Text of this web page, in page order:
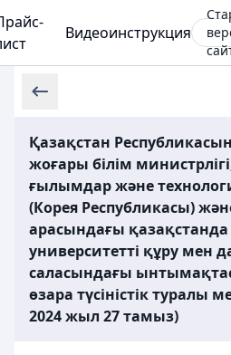
Видеоинструкция
Қазақстан
жоғары білім
ғылымдар және
(Корея Республикасы)
арасындағы
университетті құру мен
саласындағы
өзара түсіністік туралы
2024 жыл 27 тамыз)